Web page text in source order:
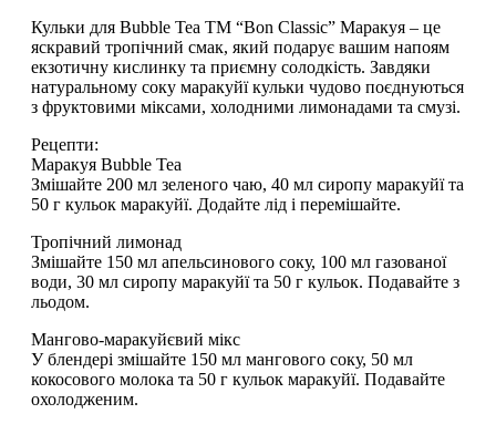
Кульки для Bubble Tea ТМ “Bon Classic” Маракуя – це
яскравий тропічний смак, який подарує вашим напоям
екзотичну кислинку та приємну солодкість. Завдяки
натуральному соку маракуйїкульки чудово поєднуються
з фруктовими міксами, холодними лимонадами та смузі.
Рецепти:
Маракуя Bubble Tea
Змішайте 200 мл зеленого чаю, 40 мл сиропу маракуйї та
50 г кульок маракуйї. Додайте лід і перемішайте.
Тропічний лимонад
Змішайте 150 мл апельсинового соку, 100 мл газованої
води, 30 мл сиропу маракуйї та 50 г кульок. Подавайте з
льодом.
Мангово-маракуйєвий мікс
У блендері змішайте 150 мл мангового соку, 50 мл
кокосового молока та 50 г кульок маракуйї. Подавайте
охолодженим.